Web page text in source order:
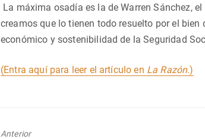
La máxima osadía es la de Warren Sánchez,
creamos que lo tienen todo resuelto por el
económico y sostenibilidad de la Seguridad
(Entra aquí para leer el artículo en La Razón.)
Anterior